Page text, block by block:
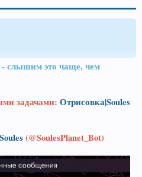
- слышим это чаще, чем
задачами: Отрисовка|Soules
(@SoulesPlanet_Bot)